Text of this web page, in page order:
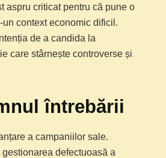
aspru criticat pentru că pune o
context economic dificil.
de a candida la
care stârnește controverse și
întrebării
a campaniilor sale.
defectuoasă a